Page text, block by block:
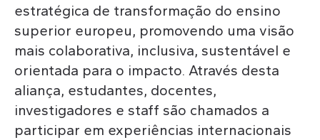
estratégica de transformação do ensino
superior europeu, promovendo uma visão
mais colaborativa, inclusiva, sustentável e
orientada para o impacto. Através desta
aliança, estudantes, docentes,
investigadores e staff são chamados a
participar em experiências internacionais